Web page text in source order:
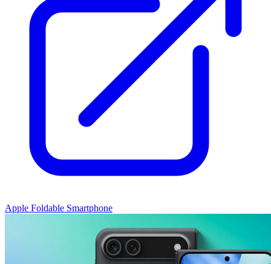
Apple Foldable Smartphone